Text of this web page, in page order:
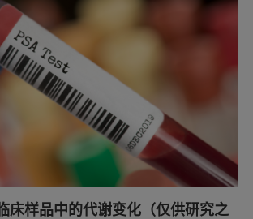
床样品中的代谢变化（仅供研究之